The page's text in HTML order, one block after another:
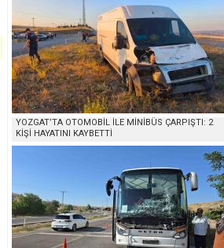
YOZGAT’TA OTOMOBİL İLE MİNİBÜS ÇARPIŞTI: 2
KİŞİ HAYATINI KAYBETTİ